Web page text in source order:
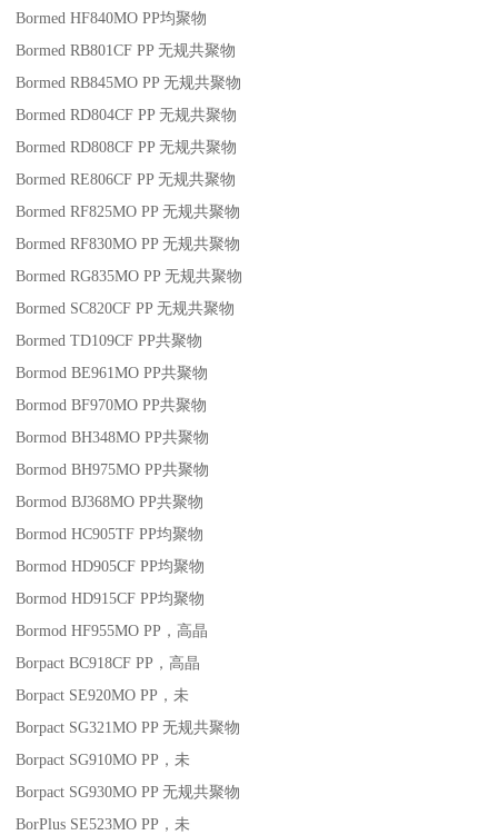
Bormed HF840MO PP均聚物
Bormed RB801CF PP无规共聚物
Bormed RB845MO PP无规共聚物
Bormed RD804CF PP无规共聚物
Bormed RD808CF PP无规共聚物
Bormed RE806CF PP无规共聚物
Bormed RF825MO PP无规共聚物
Bormed RF830MO PP无规共聚物
Bormed RG835MO PP无规共聚物
Bormed SC820CF PP无规共聚物
Bormed TD109CF PP共聚物
Bormod BE961MO PP共聚物
Bormod BF970MO PP共聚物
Bormod BH348MO PP共聚物
Bormod BH975MO PP共聚物
Bormod BJ368MO PP共聚物
Bormod HC905TF PP均聚物
Bormod HD905CF PP均聚物
Bormod HD915CF PP均聚物
Bormod HF955MO PP ，高晶
Borpact BC918CF PP ，高晶
Borpact SE920MO PP ，未
Borpact SG321MO PP无规共聚物
Borpact SG910MO PP ，未
Borpact SG930MO PP无规共聚物
BorPlus SE523MO PP ，未